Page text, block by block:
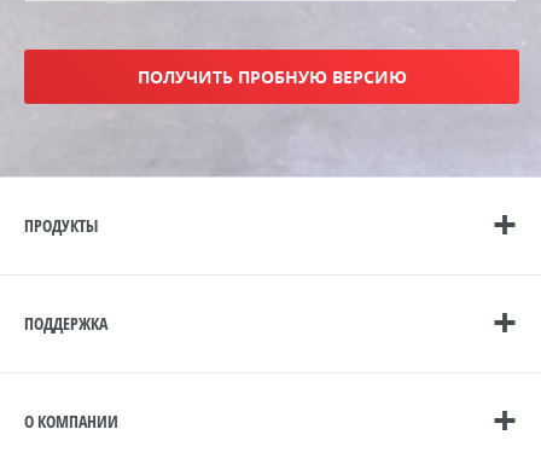
ПОЛУЧИТЬ ПРОБНУЮ ВЕРСИЮ
ПРОДУКТЫ
ПОДДЕРЖКА
О КОМПАНИИ